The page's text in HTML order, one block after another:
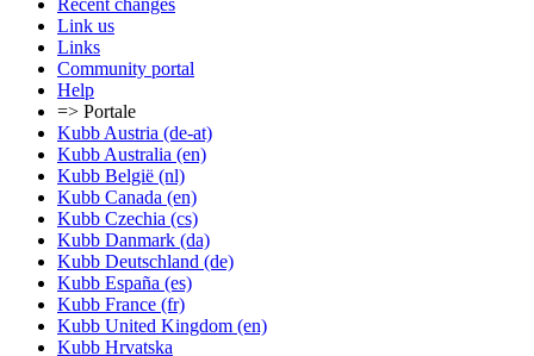
Recent changes
Link us
Links
Community portal
Help
=> Portale
Kubb Austria (de-at)
Kubb Australia (en)
Kubb België (nl)
Kubb Canada (en)
Kubb Czechia (cs)
Kubb Danmark (da)
Kubb Deutschland (de)
Kubb España (es)
Kubb France (fr)
Kubb United Kingdom (en)
Kubb Hrvatska